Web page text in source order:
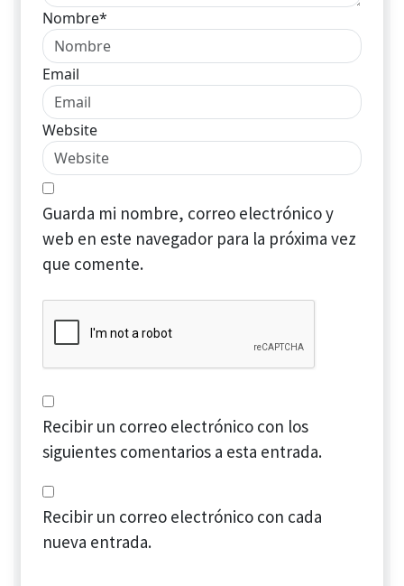
Nombre*
Email
Website
Guarda mi nombre, correo electrónico y
web en este navegador para la próxima vez
que comente.
Recibir un correo electrónico con los
siguientes comentarios a esta entrada.
Recibir un correo electrónico con cada
nueva entrada.